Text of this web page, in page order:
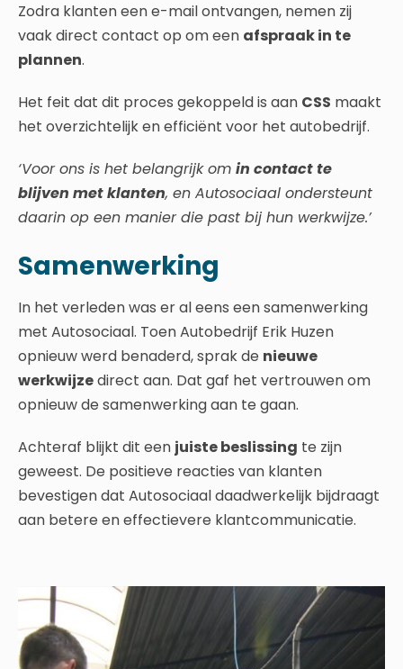
Zodra klanten een e-mail ontvangen, nemen zij
vaak direct contact op om een afspraak in te
plannen.
Het feit dat dit proces gekoppeld is aan CSS maakt
het overzichtelijk en efficiënt voor het autobedrijf.
‘Voor ons is het belangrijk om in contact te
blijven met klanten, en Autosociaal ondersteunt
daarin op een manier die past bij hun werkwijze.’
Samenwerking
In het verleden was er al eens een samenwerking
met Autosociaal. Toen Autobedrijf Erik Huzen
opnieuw werd benaderd, sprak de nieuwe
werkwijzedirect aan. Dat gaf het vertrouwen om
opnieuw de samenwerking aan te gaan.
Achteraf blijkt dit een juiste beslissing te zijn
geweest. De positieve reacties van klanten
bevestigen dat Autosociaal daadwerkelijk bijdraagt
aan betere en effectievere klantcommunicatie.